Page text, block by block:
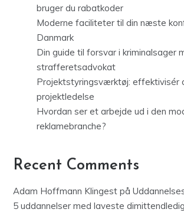
bruger du rabatkoder
Moderne faciliteter til din næste
Danmark
Din guide til forsvar i kriminalsager
strafferetsadvokat
Projektstyringsværktøj: effektivisér
projektledelse
Hvordan ser et arbejde ud i den
reklamebranche?
Recent Comments
Adam Hoffmann Klingest på
5 uddannelser med laveste